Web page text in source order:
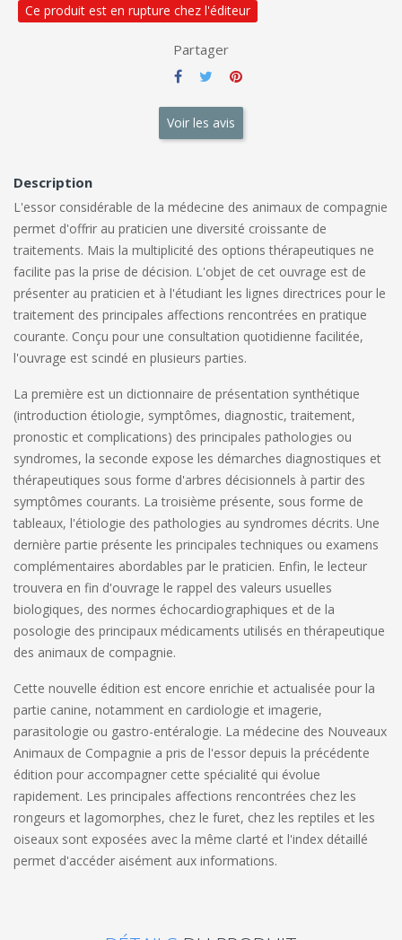
Ce produit est en rupture chez l'éditeur
Partager
Voir les avis
Description
L'essor considérable de la médecine des animaux de compagnie
permet d'offrir au praticien une diversité croissante de
traitements. Mais la multiplicité des options thérapeutiques ne
facilite pas la prise de décision. L'objet de cet ouvrage est de
présenter au praticien et à l'étudiant les lignes directrices pour le
traitement des principales affections rencontrées en pratique
courante. Conçu pour une consultation quotidienne facilitée,
l'ouvrage est scindé en plusieurs parties.
La première est un dictionnaire de présentation synthétique
(introduction étiologie, symptômes, diagnostic, traitement,
pronostic et complications) des principales pathologies ou
syndromes, la seconde expose les démarches diagnostiques et
thérapeutiques sous forme d'arbres décisionnels à partir des
symptômes courants. La troisième présente, sous forme de
tableaux, l'étiologie des pathologies au syndromes décrits. Une
dernière partie présente les principales techniques ou examens
complémentaires abordables par le praticien. Enfin, le lecteur
trouvera en fin d'ouvrage le rappel des valeurs usuelles
biologiques, des normes échocardiographiques et de la
posologie des principaux médicaments utilisés en thérapeutique
des animaux de compagnie.
Cette nouvelle édition est encore enrichie et actualisée pour la
partie canine, notamment en cardiologie et imagerie,
parasitologie ou gastro-entéralogie. La médecine des Nouveaux
Animaux de Compagnie a pris de l'essor depuis la précédente
édition pour accompagner cette spécialité qui évolue
rapidement. Les principales affections rencontrées chez les
rongeurs et lagomorphes, chez le furet, chez les reptiles et les
oiseaux sont exposées avec la même clarté et l'index détaillé
permet d'accéder aisément aux informations.